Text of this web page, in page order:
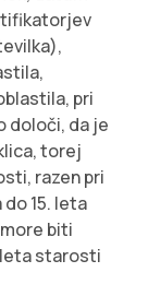
pri
določi, da je
torej
razen pri
15. leta
biti
starosti